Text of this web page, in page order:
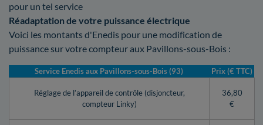
pour un tel service
Réadaptation de votre puissance électrique
Voici les montants d'Enedis pour une modification de
puissance sur votre compteur aux Pavillons-sous-Bois :
Service Enedis aux Pavillons-sous-Bois (93) Prix (€ TTC)
Réglage de l’appareil de contrôle (disjoncteur,
compteur Linky)
36,80
€